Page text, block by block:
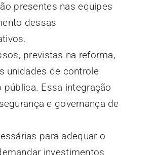
presentes nas equipes
dessas
previstas na reforma,
unidades de controle
Essa integração
e governança de
para adequar o
investimentos